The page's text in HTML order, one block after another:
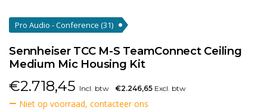
Pro Audio - Conference (31)
Sennheiser TCC M-S TeamConnect Ceiling
Medium Mic Housing Kit
€2.718,45 Incl. btw €2.246,65 Excl. btw
Niet op voorraad, contacteer ons